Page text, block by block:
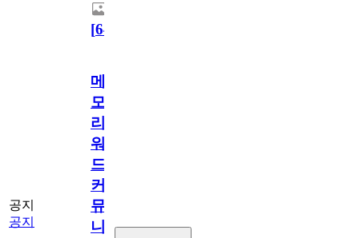
[64
공지
공지
메
모
리
워
드
커
뮤
니